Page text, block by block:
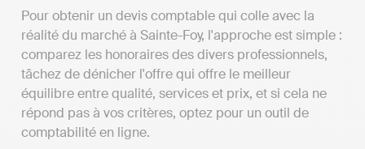
Pour obtenir un devis comptable qui colle avec la
réalité du marché à Sainte-Foy, l'approche est simple :
comparez les honoraires des divers professionnels,
tâchez de dénicher l'offre qui offre le meilleur
équilibre entre qualité, services et prix, et si cela ne
répond pas à vos critères, optez pour un outil de
comptabilité en ligne.